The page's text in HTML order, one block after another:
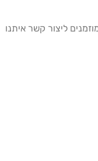
ליצור קשר איתנו